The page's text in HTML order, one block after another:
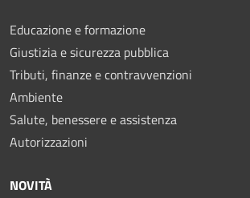
Educazione e formazione
Giustizia e sicurezza pubblica
Tributi, finanze e contravvenzioni
Ambiente
Salute, benessere e assistenza
Autorizzazioni
NOVITÀ